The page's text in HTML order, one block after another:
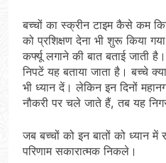
बच्चों का स्क्रीन टाइम कैसे कम
को प्रशिक्षण देना भी शुरू किया
कर्फ्यू लगाने की बात बताई जाती
निपटें यह बताया जाता है। बच्चे
भी ध्यान दें। लेकिन इन दिनों
नौकरी पर चले जाते हैं, तब यह
जब बच्चों को इन बातों को ध्यान
परिणाम सकारात्मक निकले।